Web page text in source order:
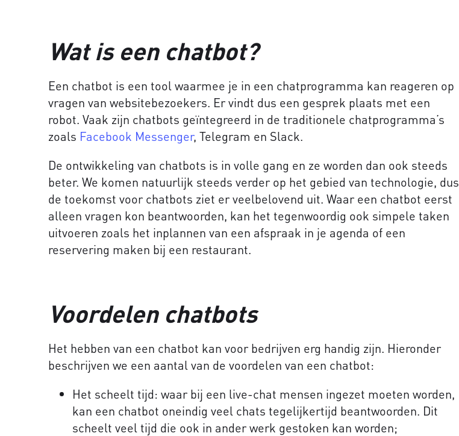
Wat is een chatbot?
Een chatbot is een tool waarmee je in een chatprogramma kan reageren op
vragen van websitebezoekers. Er vindt dus een gesprek plaats met een
robot. Vaak zijn chatbots geïntegreerd in de traditionele chatprogramma’s
zoals Facebook Messenger, Telegram en Slack.
De ontwikkeling van chatbots is in volle gang en ze worden dan ook steeds
beter. We komen natuurlijk steeds verder op het gebied van technologie, dus
de toekomst voor chatbots ziet er veelbelovend uit. Waar een chatbot eerst
alleen vragen kon beantwoorden, kan het tegenwoordig ook simpele taken
uitvoeren zoals het inplannen van een afspraak in je agenda of een
reservering maken bij een restaurant.
Voordelen chatbots
Het hebben van een chatbot kan voor bedrijven erg handig zijn. Hieronder
beschrijven we een aantal van de voordelen van een chatbot:
Het scheelt tijd: waar bij een live-chat mensen ingezet moeten worden,
kan een chatbot oneindig veel chats tegelijkertijd beantwoorden. Dit
scheelt veel tijd die ook in ander werk gestoken kan worden;